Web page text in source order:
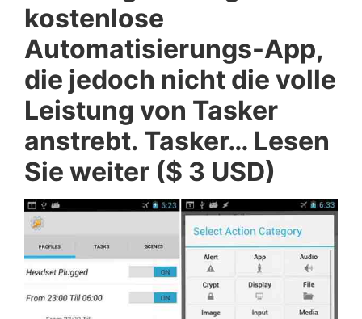
kostenlose
Automatisierungs-App,
die jedoch nicht die volle
Leistung von Tasker
anstrebt. Tasker… Lesen
Sie weiter ($ 3 USD)